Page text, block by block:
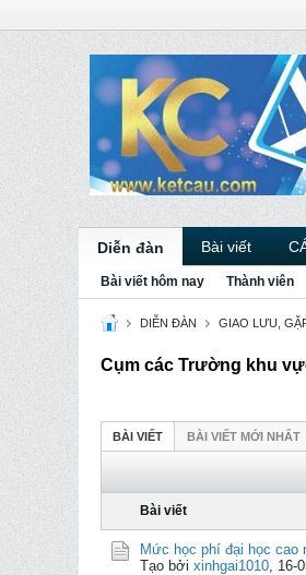
Diễn đàn Bài viết
Bài viết hôm nay Thành viên
DIỄN ĐÀN GIAO LƯU,
Cụm các Trường khu
BÀI VIẾT BÀI VIẾT MỚI NHẤT
Bài viết
Mức học phí đại học cao
Tạo bởi xinhgai1010, 16-